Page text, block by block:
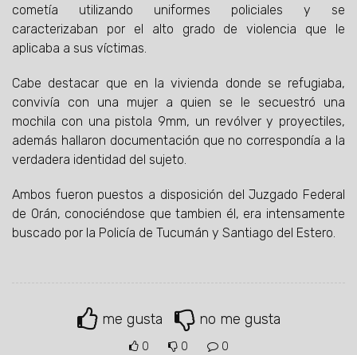
cometía utilizando uniformes policiales y se
caracterizaban por el alto grado de violencia que le
aplicaba a sus víctimas.
Cabe destacar que en la vivienda donde se refugiaba,
convivía con una mujer a quien se le secuestró una
mochila con una pistola 9mm, un revólver y proyectiles,
además hallaron documentación que no correspondía a la
verdadera identidad del sujeto.
Ambos fueron puestos a disposición del Juzgado Federal
de Orán, conociéndose que tambien él, era intensamente
buscado por la Policía de Tucumán y Santiago del Estero.
me gusta no me gusta
0 0 0